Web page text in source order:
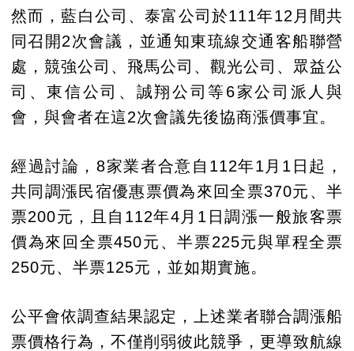
然而，藍白公司、泰富公司於111年12月間共
同召開2次會議，並通知東琉線交通客船聯營
處，競強公司、飛馬公司、觀光公司、眾益公
司、東信公司、誠翔公司等6家公司派人與
會，與會者在這2次會議先後協商漲價事宜。
經過討論，8家業者合意自112年1月1日起，
共同調漲民宿優惠票價為來回全票370元、半
票200元，且自112年4月1日調漲一般旅客票
價為來回全票450元、半票225元與單程全票
250元、半票125元，並如期實施。
公平會依調查結果認定，上述業者聯合調漲船
票價格行為，不僅削弱彼此競爭，更導致航線